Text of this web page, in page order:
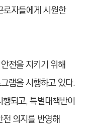
자들에게 시원한
전을 지키기 위해
램을 시행하고 있다.
되고, 특별대책반이
의지를 반영해